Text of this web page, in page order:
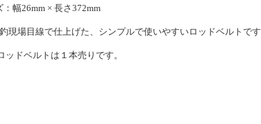
幅26mm × 長さ372mm
釣現場目線で仕上げた、シンプルで使いやすいロッドベルトで
ッドベルトは１本売りです。